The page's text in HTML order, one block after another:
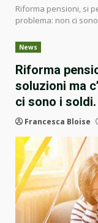
Riforma pensioni, si
problema: non ci
News
Riforma
soluzioni ma
ci sono i
Francesca Bloise